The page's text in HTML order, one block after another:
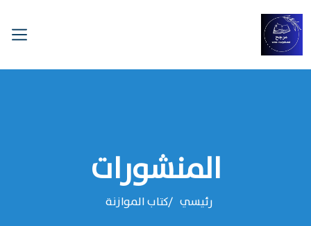
المنشورات
رئيسي ‌‌كتاب الموازنة